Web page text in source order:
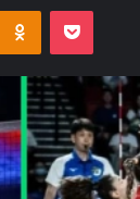
Odnoklassniki
Pocket